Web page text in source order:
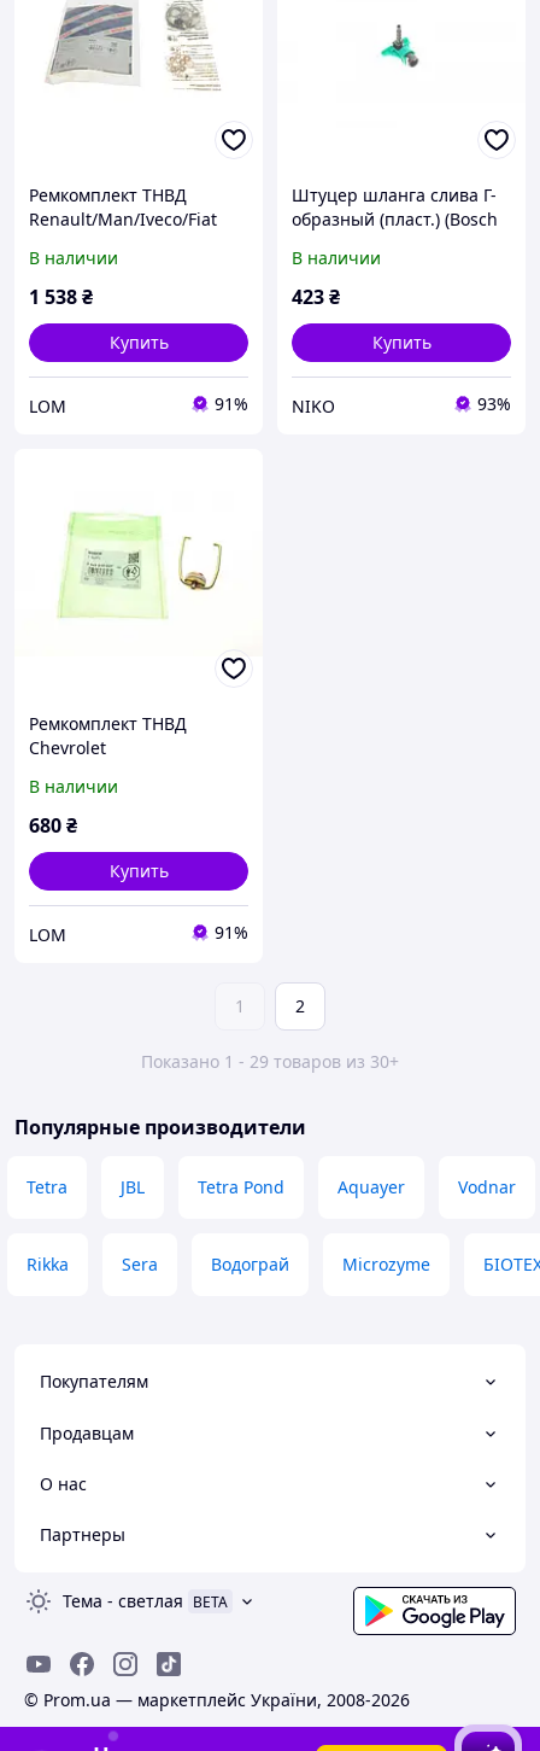
Ремкомплект ТНВД
Renault/Man/Iveco/Fiat
В наличии
1 538₴
Купить
LOM 91%
Штуцер шланга слива Г-
образный (пласт.) (Bosch
В наличии
423₴
Купить
NIKO 93%
Ремкомплект ТНВД
Chevrolet
В наличии
680₴
Купить
LOM 91%
1 2
Показано 1 - 29 товаров из 30+
Популярные производители
Tetra JBL Tetra Pond Aquayer Vodnar
Rikka Sera Водограй Microzyme
Покупателям
Продавцам
О нас
Партнеры
Тема - светлая BETA
© Prom.ua — маркетплейс України, 2008-2026